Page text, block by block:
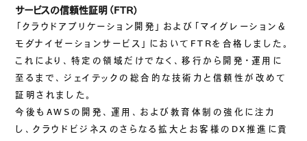
サービスの信頼性証明（FTR）
「クラウドアプリケーション開発」および「マイグレーション＆
モダナイゼーションサービス」においてFTRを合格しました。
これにより、特定の領域だけでなく、移行から開発・運用に
至るまで、ジェイテックの総合的な技術力と信頼性が改めて
証明されました。
今後もAWSの開発、運用、および教育体制の強化に注力
し、クラウドビジネスのさらなる拡大とお客様のDX推進に貢